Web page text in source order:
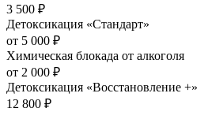
3 500 ₽
Детоксикация «Стандарт»
от 5 000 ₽
Химическая блокада от алкоголя
от 2 000 ₽
Детоксикация «Восстановление +»
12 800 ₽